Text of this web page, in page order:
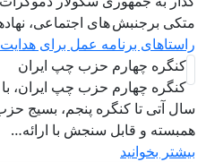
برجنبش های اجتماعی،
برنامه عمل برای هدایت
کنگره چهارم حزب چپ ایران
کنگره چهارم حزب چپ ایران، با
آتی تا کنگره پنجم، بسیج حزب
و قابل سنجش با ارائه…
بخوانید